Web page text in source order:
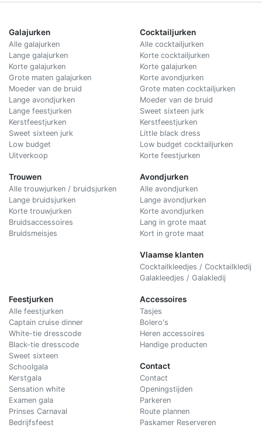
Galajurken
Alle galajurken
Lange galajurken
Korte galajurken
Grote maten galajurken
Moeder van de bruid
Lange avondjurken
Lange feestjurken
Kerstfeestjurken
Sweet sixteen jurk
Low budget
Uitverkoop
Trouwen
Alle trouwjurken / bruidsjurken
Lange bruidsjurken
Korte trouwjurken
Bruidsaccessoires
Bruidsmeisjes
Cocktailjurken
Alle cocktailjurken
Korte cocktailjurken
Korte galajurken
Korte avondjurken
Grote maten cocktailjurken
Moeder van de bruid
Sweet sixteen jurk
Kerstfeestjurken
Little black dress
Low budget cocktailjurken
Korte feestjurken
Avondjurken
Alle avondjurken
Lange avondjurken
Korte avondjurken
Lang in grote maat
Kort in grote maat
Vlaamse klanten
Cocktailkleedjes / Cocktailkledij
Galakleedjes / Galakledij
Feestjurken
Alle feestjurken
Captain cruise dinner
White-tie dresscode
Black-tie dresscode
Sweet sixteen
Schoolgala
Kerstgala
Sensation white
Examen gala
Prinses Carnaval
Bedrijfsfeest
Accessoires
Tasjes
Bolero's
Heren accessoires
Handige producten
Contact
Contact
Openingstijden
Parkeren
Route plannen
Paskamer Reserveren